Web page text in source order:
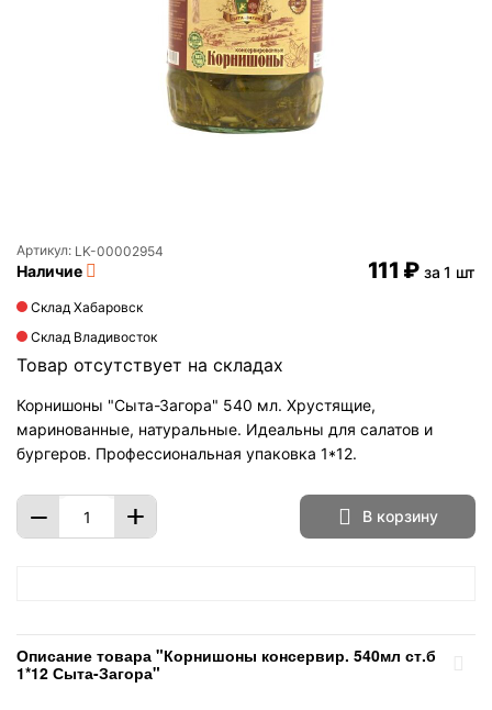
Артикул: LK-00002954
Наличие
Склад Хабаровск
Склад Владивосток
Товар отсутствует на складах
‍111‍ ₽ за 1 шт
Корнишоны "Сыта-Загора" 540 мл. Хрустящие,
маринованные, натуральные. Идеальны для салатов и
бургеров. Профессиональная упаковка 1*12.
+
− В корзину
Описание товара "Корнишоны консервир. 540мл ст.б
1*12 Сыта-Загора"